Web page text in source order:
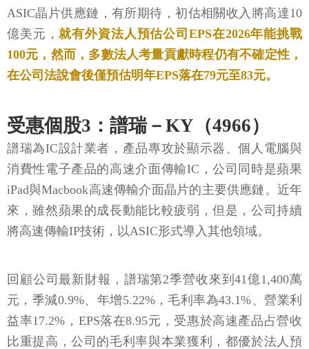
ASIC晶片供應鏈，有所期待，初估相關收入將高達10
億美元，就有外資法人預估公司EPS在2026年能挑戰
100元，然而，多數法人考量貢獻時程仍有不確定性，
在公司法說會後僅預估明年EPS落在79元至83元。
受惠個股3：譜瑞－KY（4966）
譜瑞為IC設計業者，產品專攻於顯示器、個人電腦與
消費性電子產品的高速介面傳輸IC，公司同時是蘋果
iPad與Macbook高速傳輸介面晶片的主要供應鏈。近年
來，雖然蘋果的成長動能比較疲弱，但是，公司持續
將高速傳輸IP技術，以ASIC形式導入其他領域。
回顧公司最新財報，譜瑞第2季營收來到41億1,400萬
元，季減0.9%、年增5.22%，毛利率為43.1%、營業利
益率17.2%，EPS落在8.95元，受惠於高速產品占營收
比重提高，公司的毛利率與本業獲利，都優於法人預